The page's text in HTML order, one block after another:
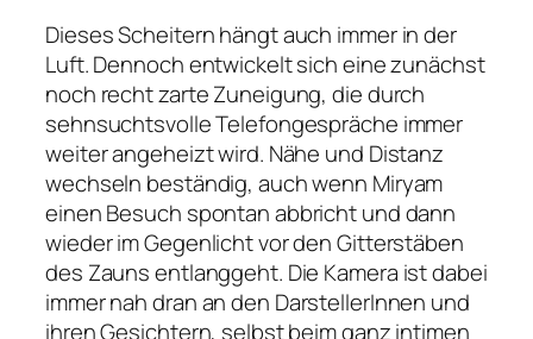
Dieses Scheitern hängt auch immer in der
Luft. Dennoch entwickelt sich eine zunächst
noch recht zarte Zuneigung, die durch
sehnsuchtsvolle Telefongespräche immer
weiter angeheizt wird. Nähe und Distanz
wechseln beständig, auch wenn Miryam
einen Besuch spontan abbricht und dann
wieder im Gegenlicht vor den Gitterstäben
des Zauns entlanggeht. Die Kamera ist dabei
immer nah dran an den DarstellerInnen und
ihren Gesichtern, selbst beim ganz intimen